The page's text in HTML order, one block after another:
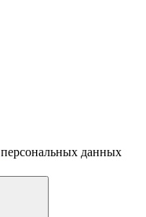
персональных данных